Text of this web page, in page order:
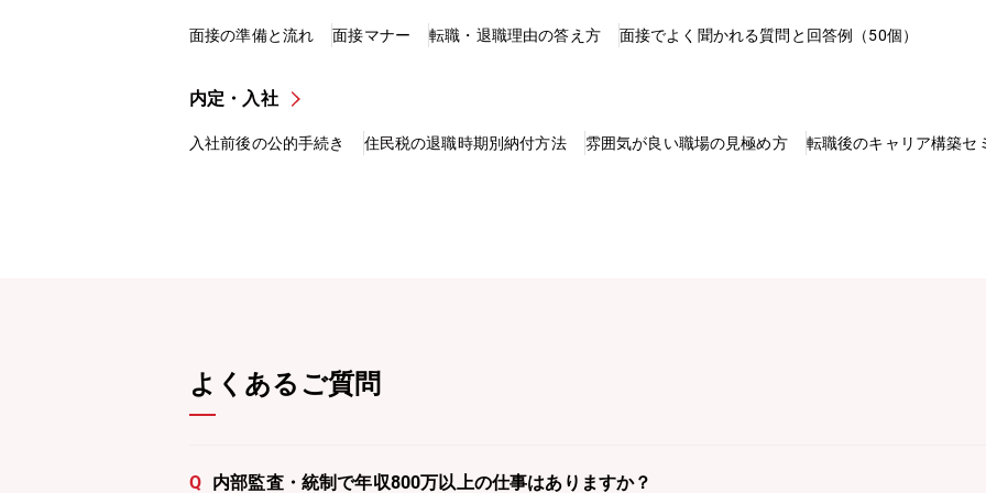
面接の準備と流れ 面接マナー 転職・退職理由の答え方 面接でよく聞かれる質問と回答例（50個）
内定・入社
入社前後の公的手続き 住民税の退職時期別納付方法 雰囲気が良い職場の見極め方 転職後のキャリア構築セ
よくあるご質問
Q 内部監査・統制で年収800万以上の仕事はありますか？